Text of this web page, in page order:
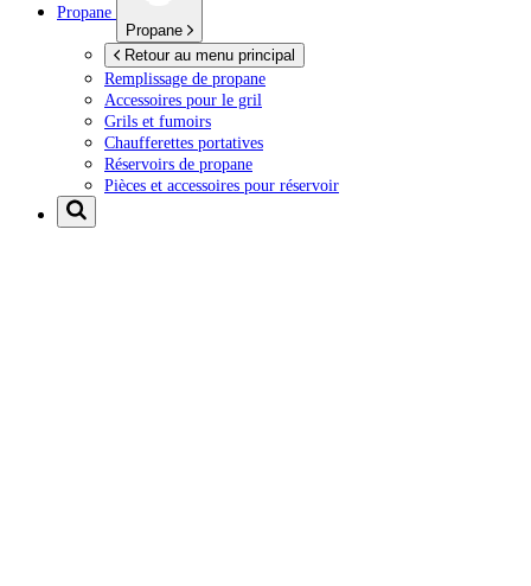
Propane
Propane
Retour au menu principal
Remplissage de propane
Accessoires pour le gril
Grils et fumoirs
Chaufferettes portatives
Réservoirs de propane
Pièces et accessoires pour réservoir